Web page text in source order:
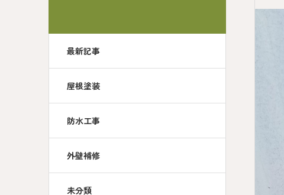
最新記事
屋根塗装
防水工事
外壁補修
未分類